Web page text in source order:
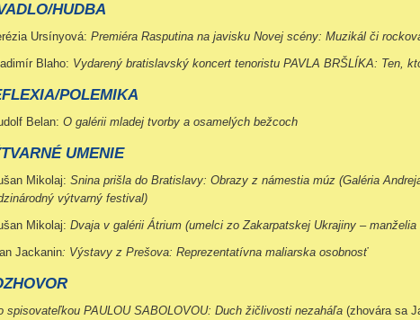
HUDBA
Ursínyová: Premiéra Rasputina na javisku Novej scény: Muzikál či
Blaho: Vydarený bratislavský koncert tenoristu PAVLA BRŠLÍKA: Ten,
POLEMIKA
Belan: O galérii mladej tvorby a osamelých bežcoch
UMENIE
Mikolaj: Snina prišla do Bratislavy: Obrazy z námestia múz (Galéria
výtvarný festival)
Mikolaj: Dvaja v galérii Átrium (umelci zo Zakarpatskej Ukrajiny –
Jackanin: Výstavy z Prešova: Reprezentatívna maliarska osobnosť
spisovateľkou PAULOU SABOLOVOU: Duch žičlivosti nezaháľa (zhovára sa